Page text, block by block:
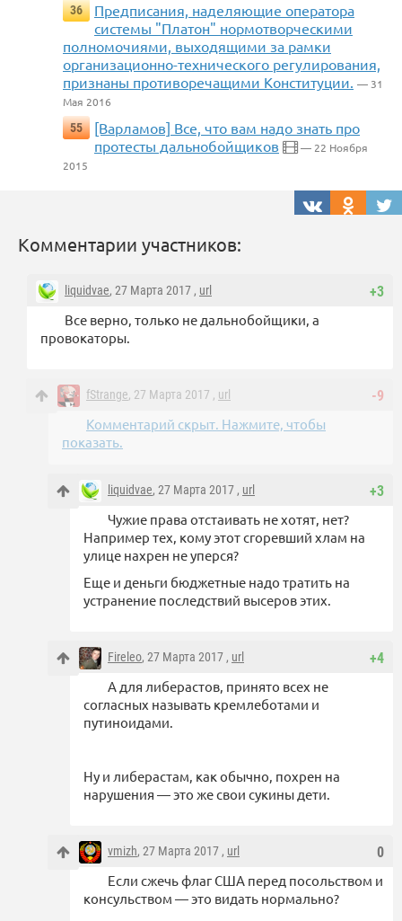
36
Предписания, наделяющие оператора
системы "Платон" нормотворческими
полномочиями, выходящими за рамки
организационно-технического регулирования,
признаны противоречащими Конституции. — 31
Мая 2016
55
[Варламов] Все, что вам надо знать про
протесты дальнобойщиков
— 22 Ноября
2015
Комментарии участников:
+3
liquidvae, 27 Марта 2017 , url
Все верно, только не дальнобойщики, а
провокаторы.
-9
fStrange, 27 Марта 2017 , url
Комментарий скрыт. Нажмите, чтобы
показать.
+3
liquidvae, 27 Марта 2017 , url
Чужие права отстаивать не хотят, нет?
Например тех, кому этот сгоревший хлам на
улице нахрен не уперся?
Еще и деньги бюджетные надо тратить на
устранение последствий высеров этих.
+4
Fireleo, 27 Марта 2017 , url
А для либерастов, принято всех не
согласных называть кремлеботами и
путиноидами.
Ну и либерастам, как обычно, похрен на
нарушения — это же свои сукины дети.
0
vmizh, 27 Марта 2017 , url
Если сжечь флаг США перед посольством и
консульством — это видать нормально?